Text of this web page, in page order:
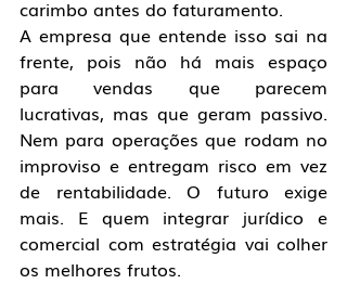
carimbo antes do faturamento.
A empresa que entende isso sai na
frente, pois não há mais espaço
para vendas que parecem
lucrativas, mas que geram passivo.
Nem para operações que rodam no
improviso e entregam risco em vez
de rentabilidade. O futuro exige
mais. E quem integrar jurídico e
comercial com estratégia vai colher
os melhores frutos.